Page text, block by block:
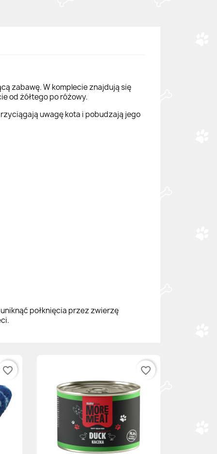
zabawę. W komplecie znajdują się
od żółtego po różowy.
uwagę kota i pobudzają jego
połknięcia przez zwierzę
favorite_border favorite_border